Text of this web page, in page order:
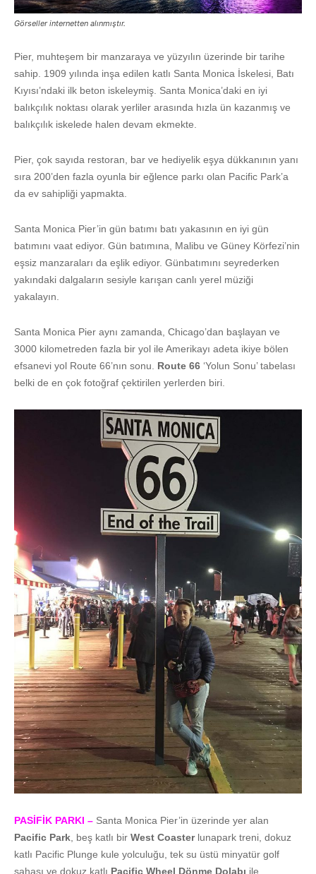
Görseller internetten alınmıştır.
Pier, muhteşem bir manzaraya ve yüzyılın üzerinde bir tarihe
sahip. 1909 yılında inşa edilen katlı Santa Monica İskelesi, Batı
Kıyısı’ndaki ilk beton iskeleymiş. Santa Monica’daki en iyi
balıkçılık noktası olarak yerliler arasında hızla ün kazanmış ve
balıkçılık iskelede halen devam ekmekte.
Pier, çok sayıda restoran, bar ve hediyelik eşya dükkanının yanı
sıra 200’den fazla oyunla bir eğlence parkı olan Pacific Park’a
da ev sahipliği yapmakta.
Santa Monica Pier’in gün batımı batı yakasının en iyi gün
batımını vaat ediyor. Gün batımına, Malibu ve Güney Körfezi’nin
eşsiz manzaraları da eşlik ediyor. Günbatımını seyrederken
yakındaki dalgaların sesiyle karışan canlı yerel müziği
yakalayın.
Santa Monica Pier aynı zamanda, Chicago’dan başlayan ve
3000 kilometreden fazla bir yol ile Amerikayı adeta ikiye bölen
efsanevi yol Route 66’nın sonu. Route 66 ‘Yolun Sonu’ tabelası
belki de en çok fotoğraf çektirilen yerlerden biri.
PASİFİK PARKI – Santa Monica Pier’in üzerinde yer alan
Pacific Park , beş katlı bir West Coasterlunapark treni, dokuz
katlı Pacific Plunge kule yolculuğu, tek su üstü minyatür golf
sahası ve dokuz katlı Pacific Wheel Dönme Dolabı ile